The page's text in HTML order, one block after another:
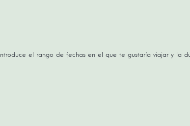
Introduce el rango de fechas en el que te gustaría viajar y la